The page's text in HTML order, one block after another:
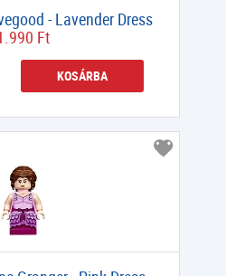
- Lavender Dress
Ft
KOSÁRBA